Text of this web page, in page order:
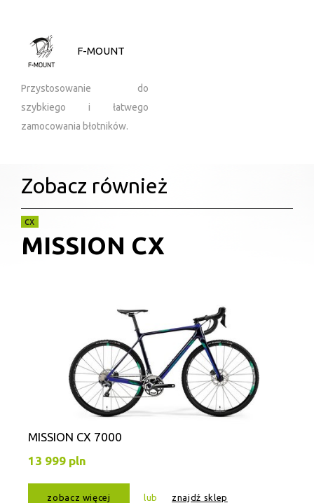
F-MOUNT
Przystosowanie do
szybkiego i łatwego
zamocowania błotników.
Zobacz również
cx
MISSION CX
MISSION CX 7000
13 999 pln
zobacz więcej lub znajdź sklep